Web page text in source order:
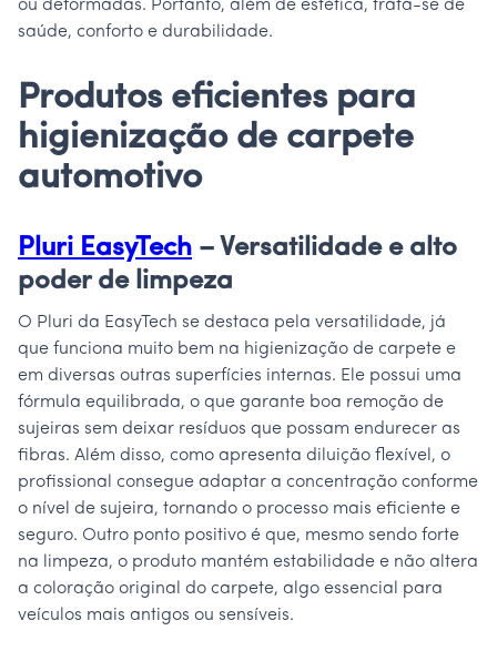
ou deformadas. Portanto, além de estética, trata-se de
saúde, conforto e durabilidade.
Produtos eficientes para
higienização de carpete
automotivo
Pluri EasyTech – Versatilidade e alto
poder de limpeza
O Pluri da EasyTech se destaca pela versatilidade, já
que funciona muito bem na higienização de carpete e
em diversas outras superfícies internas. Ele possui uma
fórmula equilibrada, o que garante boa remoção de
sujeiras sem deixar resíduos que possam endurecer as
fibras. Além disso, como apresenta diluição flexível, o
profissional consegue adaptar a concentração conforme
o nível de sujeira, tornando o processo mais eficiente e
seguro. Outro ponto positivo é que, mesmo sendo forte
na limpeza, o produto mantém estabilidade e não altera
a coloração original do carpete, algo essencial para
veículos mais antigos ou sensíveis.